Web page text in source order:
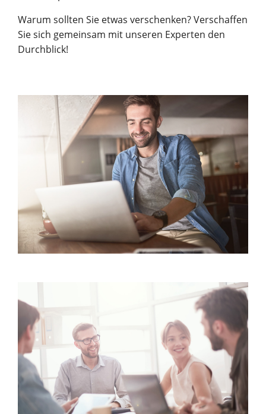
Warum sollten Sie etwas verschenken? Verschaffen
Sie sich gemeinsam mit unseren Experten den
Durchblick!